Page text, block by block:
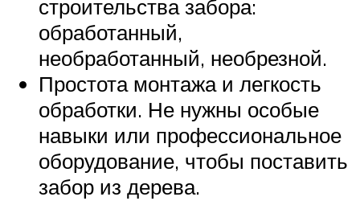
строительства забора:
обработанный,
необработанный, необрезной.
Простота монтажа и легкость
обработки. Не нужны особые
навыки или профессиональное
оборудование, чтобы поставить
забор из дерева.